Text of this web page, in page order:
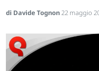
di Davide Tognon22 maggio